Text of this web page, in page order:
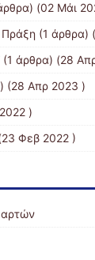
(02 Μάι
Πράξη (1 άρθρα)
(1 άρθρα) (28
(28 Απρ 2023 )
)
Φεβ 2022 )